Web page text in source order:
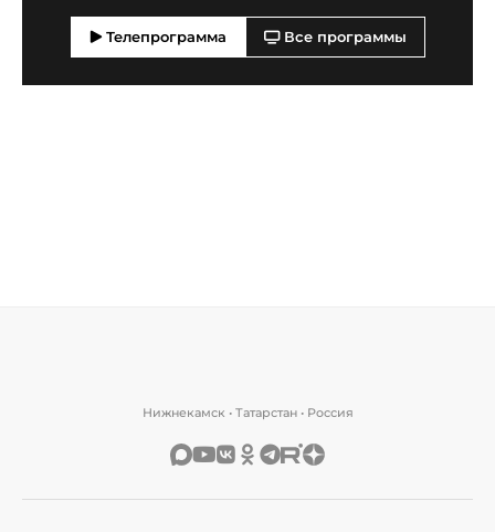
Телепрограмма Все программы
Нижнекамск • Татарстан • Россия